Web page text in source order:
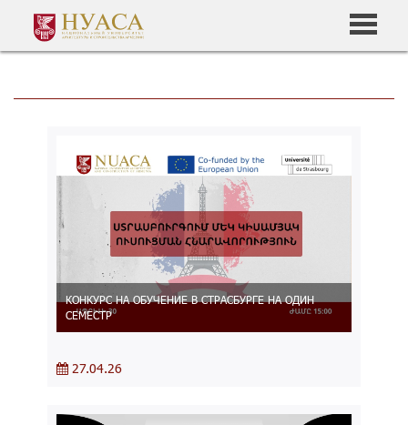
КОНКУРС НА ОБУЧЕНИЕ В СТРАСБУРГЕ НА ОДИН
СЕМЕСТР
27.04.26